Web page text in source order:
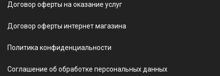
Договор оферты на оказание услуг
Договор оферты интернет магазина
Политика конфиденциальности
Соглашение об обработке персональных данных